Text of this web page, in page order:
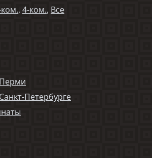
, 4-ком., Все
Петербурге